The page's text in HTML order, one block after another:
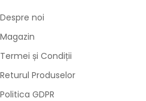
Despre noi
Magazin
Termei și Condiții
Returul Produselor
Politica GDPR